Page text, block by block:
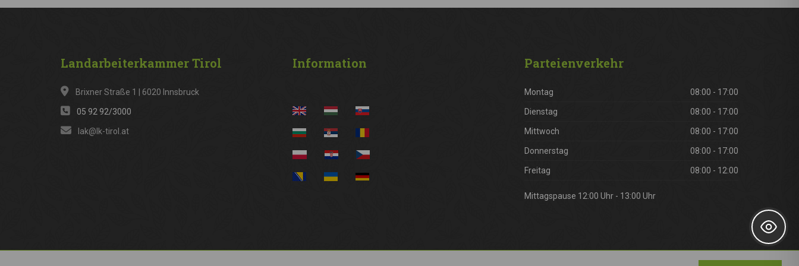
LandarbeiterkammerTirol
Brixner Straße 1 | 6020 Innsbruck
05 92 92/3000
lak@lk-tirol.at
Information Parteienverkehr
Montag 08:00 - 17:00
Dienstag 08:00 - 17:00
Mittwoch 08:00 - 17:00
Donnerstag 08:00 - 17:00
Freitag 08:00 - 12:00
Mittagspause 12:00 Uhr - 13:00 Uhr